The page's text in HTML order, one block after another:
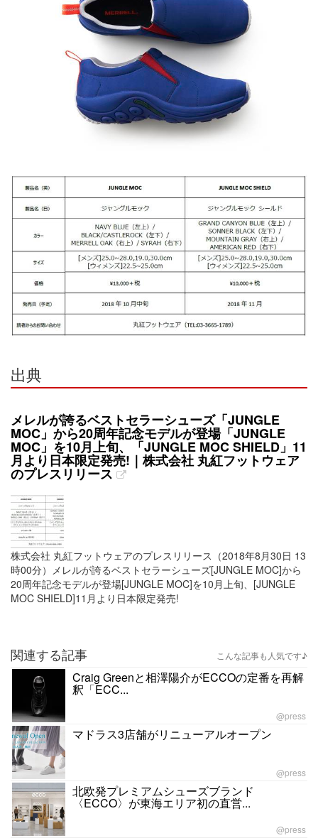
出典
メレルが誇るベストセラーシューズ「JUNGLE
MOC」から20周年記念モデルが登場「JUNGLE
MOC」を10月上旬、「JUNGLE MOC SHIELD」11
月より日本限定発売!｜株式会社 丸紅フットウェア
のプレスリリース
株式会社 丸紅フットウェアのプレスリリース（2018年8月30日 13
時00分）メレルが誇るベストセラーシューズ[JUNGLE MOC]から
20周年記念モデルが登場[JUNGLE MOC]を10月上旬、[JUNGLE
MOC SHIELD]11月より日本限定発売!
関連する記事 こんな記事も人気です♪
Craig Greenと相澤陽介がECCOの定番を再解
釈「ECC...
@press
マドラス3店舗がリニューアルオープン
@press
北欧発プレミアムシューズブランド
〈ECCO〉が東海エリア初の直営...
@press